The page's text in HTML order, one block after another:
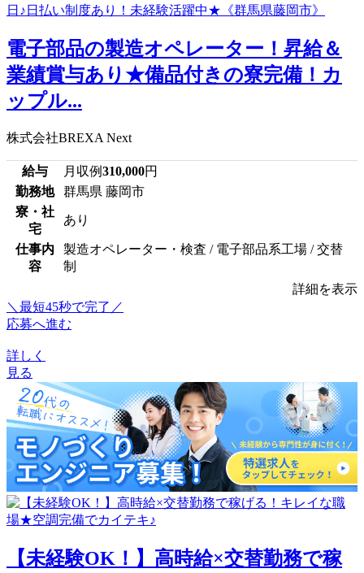
電子部品の製造オペレーター！昇給＆
業績賞与あり★備品付きの寮完備！カ
ップル...
株式会社BREXA Next
給与 月収例310,000円
勤務地
群馬県 藤岡市
寮・社
宅
あり
仕事内
容
製造オペレーター・検査 / 電子部品系工場 / 交替
制
詳細を表示
＼最短45秒で完了／
応募へ進む
詳しく
見る
【未経験OK！】高時給×交替勤務で稼